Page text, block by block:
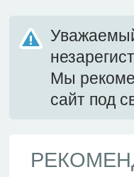
Мы
сайт под